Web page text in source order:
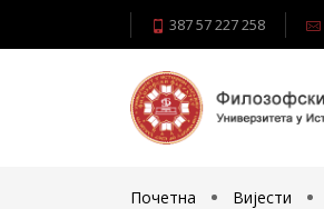
387 57 227 258
Почетна Вијести